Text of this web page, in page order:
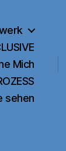
Mich
sehen